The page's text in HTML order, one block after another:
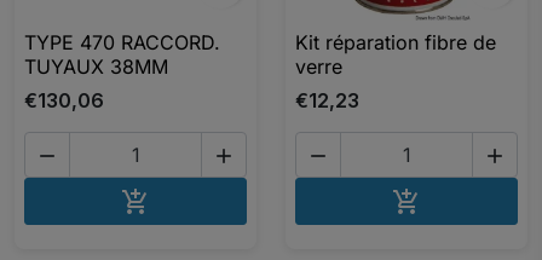
TYPE 470 RACCORD.
TUYAUX 38MM
€130,06
 

Kit réparation fibre de
verre
€12,23
 
